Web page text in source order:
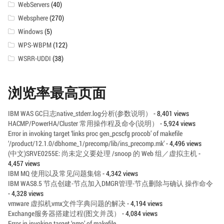
WebServers(40)
Websphere(270)
Windows(5)
WPS-WBPM(122)
WSRR-UDDI (38)
浏览率最高页面
IBM WAS GC日志native_stderr.log分析(参数说明）
- 8,401 views
HACMP/PowerHA/Cluster 常用操作程及命令(说明）
- 5,924 views
Error in invoking target ‘links proc gen_pcscfg procob’ of makefile
‘/product/12.1.0/dbhome_1/precomp/lib/ins_precomp.mk’- 4,496 views
(中文)SRVE0255E: 尚未定义要处理 /snoop 的 Web 组／虚拟主机-
4,457 views
IBM MQ 使用以及常见问题集锦- 4,342 views
IBM WAS8.5 节点创建-节点加入DMGR管理-节点删除与确认 操作命令
- 4,328 views
vmware 虚拟机vmx文件字典问题的解决- 4,194 views
Exchange服务器搭建过程(图文并茂）
- 4,084 views